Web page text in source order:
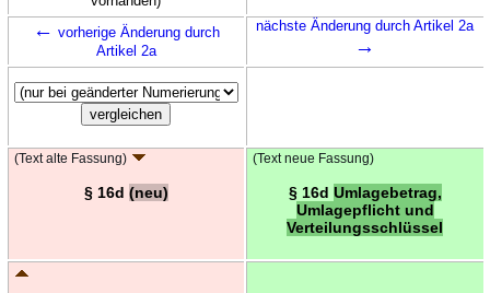
← vorherige Änderung durch
Artikel 2a
nächste Änderung durch Artikel 2a
→
(Text alte Fassung)
§ 16d (neu)
(Text neue Fassung)
§ 16d Umlagebetrag,
Umlagepflicht und
Verteilungsschlüssel